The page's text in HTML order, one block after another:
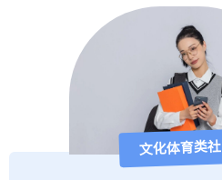
文化体育类社